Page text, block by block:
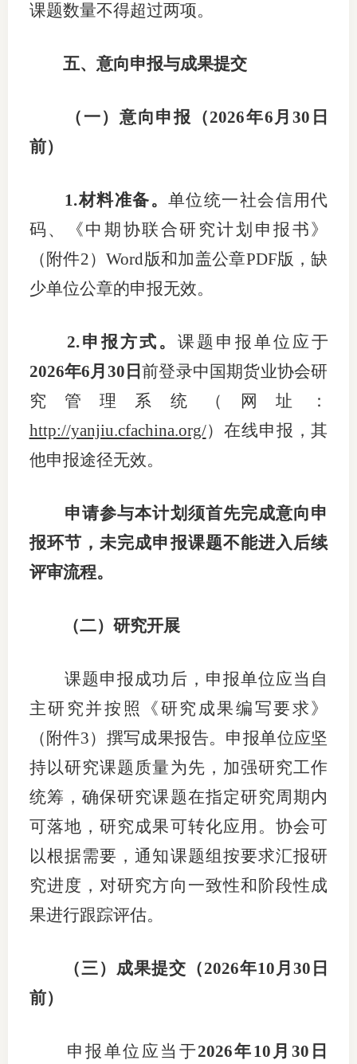
课题数量不得超过两项。
五、意向申报与成果提交
（ 一） 意向申报 （2026年6月 30 日
前）
1.材料准备。单位统一社会信用代
码 、
《中期协联合研究计划申报书》
（ 附件2）Word版和加盖公章PDF版 ，缺
少单位公章的申报无效。
2.申报方式 。 课题 申报 单位 应于
2026年6月 30 日前登录中国期货业协会研
究管理系统（网址：
http://yanjiu.cfachina.org/）在线申报，其
他申报途径无效。
申请参与本计划须首先完成意向申
报环节，未完成申报课题不能进入后续
评审流程。
（二） 研究开展
课题申报成功后， 申报单位应当 自
主研究并按照《研究成果编写要求》
（ 附件3） 撰写成果报告。 申报单位应坚
持以研究课题质量为先，加强研究工作
统筹，确保研究课题在指定研究周期内
可落地，研究成果可转化应用。协会可
以根据需要，通知课题组按要求汇报研
究进度，对研究方向一致性和阶段性成
果进行跟踪评估。
（三） 成果提交（2026年10月 30 日
前）
申报单位应当 于2026年10 月 30 日